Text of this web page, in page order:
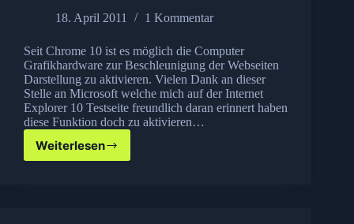
18. April 2011
1 Kommentar
Seit Chrome 10 ist es möglich die Computer
Grafikhardware zur Beschleunigung der Webseiten
Darstellung zu aktivieren. Vielen Dank an dieser
Stelle an Microsoft welche mich auf der Internet
Explorer 10 Testseite freundlich daran erinnert haben
diese Funktion doch zu aktivieren…
Weiterlesen
Chrome